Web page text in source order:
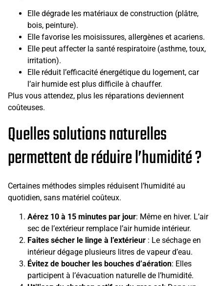
Elle dégrade les matériaux de construction (plâtre,
bois, peinture).
Elle favorise les moisissures, allergènes et acariens.
Elle peut affecter la santé respiratoire (asthme, toux,
irritation).
Elle réduit l’efficacité énergétique du logement, car
l’air humide est plus difficile à chauffer.
Plus vous attendez, plus les réparations deviennent
coûteuses.
Quelles solutions naturelles
permettent de réduire l’humidité ?
Certaines méthodes simples réduisent l’humidité au
quotidien, sans matériel coûteux.
Aérez 10 à 15 minutes par jour: Même en hiver. L’air
sec de l’extérieur remplace l’air humide intérieur.
Faites sécher le linge à l’extérieur : Le séchage en
intérieur dégage plusieurs litres de vapeur d’eau.
Évitez de boucher les bouches d’aération: Elles
participent à l’évacuation naturelle de l’humidité.